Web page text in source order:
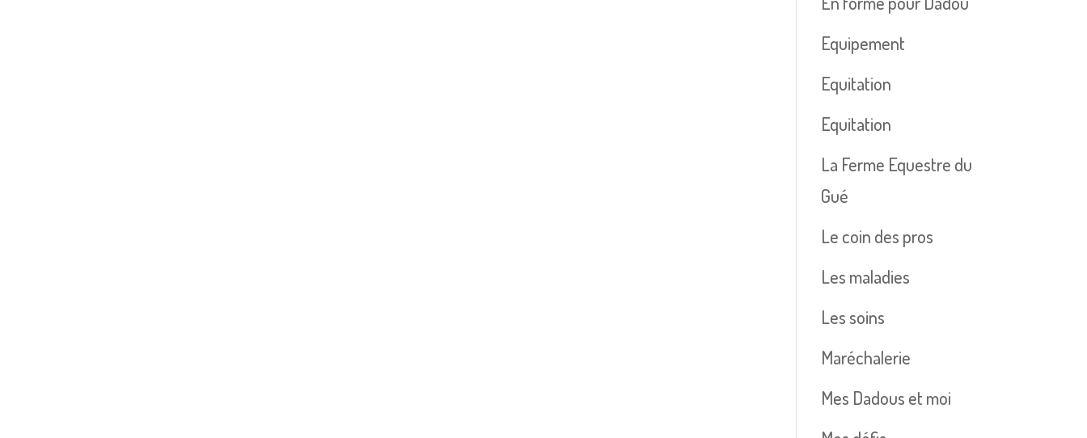
Equipement
Equitation
Equitation
La Ferme Equestre du
Gué
Le coin des pros
Les maladies
Les soins
Maréchalerie
Mes Dadous et moi